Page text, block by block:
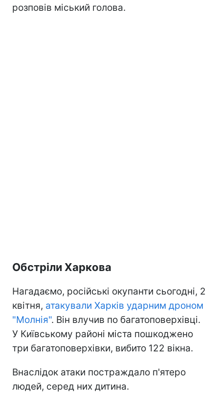
розповів міський голова.
Обстріли Харкова
Нагадаємо, російські окупанти сьогодні, 2
квітня, атакували Харків ударним дроном
"Молнія". Він влучив по багатоповерхівці.
У Київському районі міста пошкоджено
три багатоповерхівки, вибито 122 вікна.
Внаслідок атаки постраждало п'ятеро
людей, серед них дитина.